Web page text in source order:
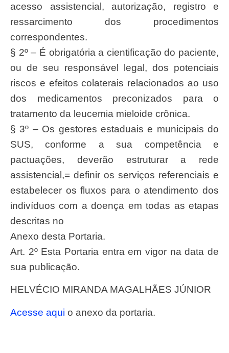
acesso assistencial, autorização, registro e
ressarcimento dos procedimentos
correspondentes.
§ 2º – É obrigatória a cientificação do paciente,
ou de seu responsável legal, dos potenciais
riscos e efeitos colaterais relacionados ao uso
dos medicamentos preconizados para o
tratamento da leucemia mieloide crônica.
§ 3º – Os gestores estaduais e municipais do
SUS, conforme a sua competência e
pactuações, deverão estruturar a rede
assistencial,= definir os serviços referenciais e
estabelecer os fluxos para o atendimento dos
indivíduos com a doença em todas as etapas
descritas no
Anexo desta Portaria.
Art. 2º Esta Portaria entra em vigor na data de
sua publicação.
HELVÉCIO MIRANDA MAGALHÃES JÚNIOR
Acesse aqui o anexo da portaria.